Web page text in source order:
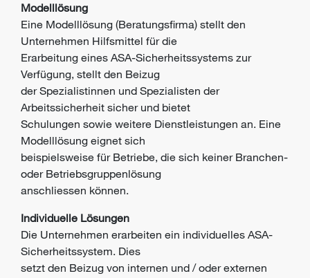
Modelllösung
Eine Modelllösung (Beratungsfirma) stellt den
Unternehmen Hilfsmittel für die
Erarbeitung eines ASA-Sicherheitssystems zur
Verfügung, stellt den Beizug
der Spezialistinnen und Spezialisten der
Arbeitssicherheit sicher und bietet
Schulungen sowie weitere Dienstleistungen an. Eine
Modelllösung eignet sich
beispielsweise für Betriebe, die sich keiner Branchen-
oder Betriebsgruppenlösung
anschliessen können.
Individuelle Lösungen
Die Unternehmen erarbeiten ein individuelles ASA-
Sicherheitssystem. Dies
setzt den Beizug von internen und / oder externen